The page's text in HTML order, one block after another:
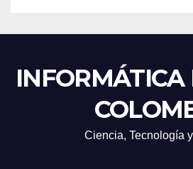
INFORMÁTICA
Ciencia, Tecnología